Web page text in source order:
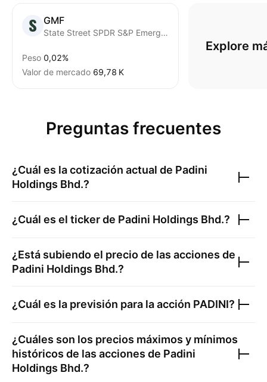
GMF
State Street SPDR S&P Emerging Asia Pacific ETF
Peso 0,02%
Valor de mercado ‪69,78 K‬
Explore
Preguntas frecuentes
¿Cuál es la cotización actual de Padini
Holdings Bhd.?
¿Cuál es el ticker de Padini Holdings Bhd.?
¿Está subiendo el precio de las acciones de
Padini Holdings Bhd.?
¿Cuál es la previsión para la acción PADINI?
¿Cuáles son los precios máximos y mínimos
históricos de las acciones de Padini
Holdings Bhd.?